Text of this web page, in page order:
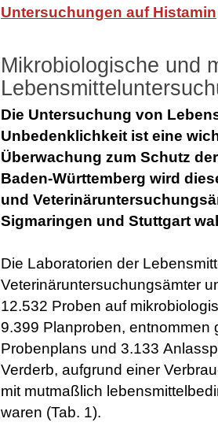
Untersuchungen auf Histamin
Mikrobiologische und
Die Untersuchung von
Unbedenklichkeit ist eine
Überwachung zum Schutz
Baden-Württemberg wird
und
Sigmaringen und Stuttgart
Die Laboratorien der
Veterinäruntersuchungsämter
12.532 Proben auf
9.399 Planproben, entnommen
Probenplans und 3.133
Verderb, aufgrund einer
mit mutmaßlich
waren (Tab. 1).